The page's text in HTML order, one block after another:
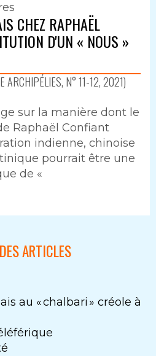
CHEZ RAPHAËL
D'UN « NOUS »
ARCHIPÉLIES, N° 11-12, 2021)
sur la manière dont le
Raphaël Confiant
indienne, chinoise
pourrait être une
de «
ARTICLES
au « chalbari » créole à